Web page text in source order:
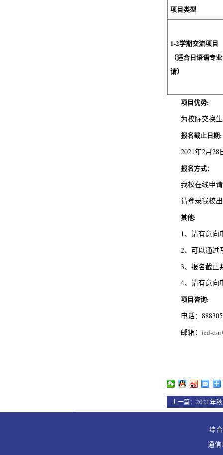
项目类型
1-2学期交流项目
（适合日语语专
请）
项目优势:
为校际交换
报名截止日期:
2021年2月28
报名方式：
我校在线申
请登录我校
其他:
1、请有意向
2、可以通过
3、报名截止
4、请有意向
项目咨询:
电话：
邮箱： ied-
上一篇： 2021年
综
通信